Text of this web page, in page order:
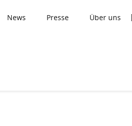
News Presse Über uns